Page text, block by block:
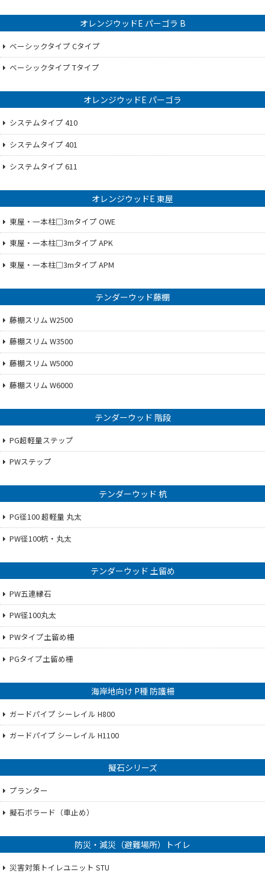
オレンジウッドE パーゴラ B
ベーシックタイプ Cタイプ
ベーシックタイプ Tタイプ
オレンジウッドE パーゴラ
システムタイプ 410
システムタイプ 401
システムタイプ 611
オレンジウッドE 東屋
東屋・一本柱□3mタイプ OWE
東屋・一本柱□3mタイプ APK
東屋・一本柱□3mタイプ APM
テンダーウッド藤棚
藤棚スリム W2500
藤棚スリム W3500
藤棚スリム W5000
藤棚スリム W6000
テンダーウッド 階段
PG超軽量ステップ
PWステップ
テンダーウッド 杭
PG径100 超軽量 丸太
PW径100杭・丸太
テンダーウッド 土留め
PW五連縁石
PW径100丸太
PWタイプ土留め柵
PGタイプ土留め柵
海岸地向け P種 防護柵
ガードパイプ シーレイル H800
ガードパイプ シーレイル H1100
擬石シリーズ
プランター
擬石ボラード（車止め）
防災・減災（避難場所）トイレ
災害対策トイレユニット STU